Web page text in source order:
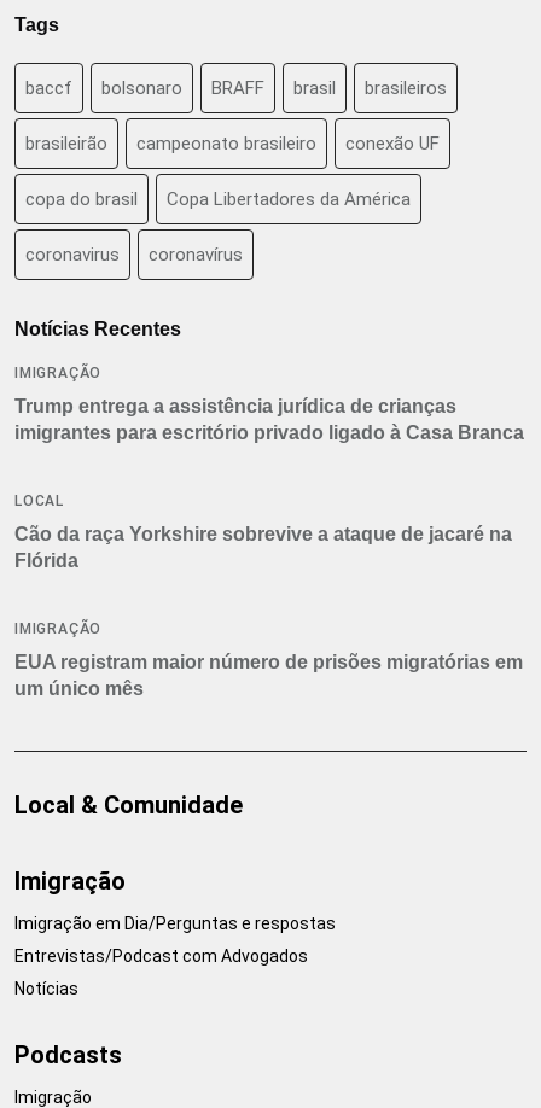
Tags
baccf bolsonaro BRAFF brasil brasileiros
brasileirão campeonato brasileiro conexão UF
copa do brasil Copa Libertadores da América
coronavirus coronavírus
Notícias Recentes
IMIGRAÇÃO
Trump entrega a assistência jurídica de crianças
imigrantes para escritório privado ligado à Casa Branca
LOCAL
Cão da raça Yorkshire sobrevive a ataque de jacaré na
Flórida
IMIGRAÇÃO
EUA registram maior número de prisões migratórias em
um único mês
Local & Comunidade
Imigração
Imigração em Dia/Perguntas e respostas
Entrevistas/Podcast com Advogados
Notícias
Podcasts
Imigração